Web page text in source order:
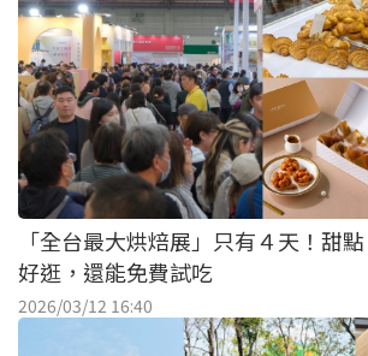
「全台最大烘焙展」只有４天！甜
好逛，還能免費試吃
2026/03/12 16:40